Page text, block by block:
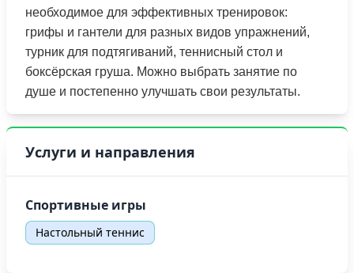
необходимое для эффективных тренировок:
грифы и гантели для разных видов упражнений,
турник для подтягиваний, теннисный стол и
боксёрская груша. Можно выбрать занятие по
душе и постепенно улучшать свои результаты.
Услуги и направления
Спортивные игры
Настольный теннис